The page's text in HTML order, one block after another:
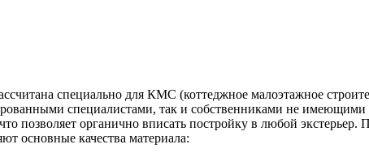
специально для КМС (коттеджное малоэтажное
специалистами, так и собственниками не имеющими
позволяет органично вписать постройку в любой
основные качества материала: